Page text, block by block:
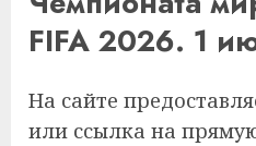
FIFA 2026. 1
На сайте
или ссылка на